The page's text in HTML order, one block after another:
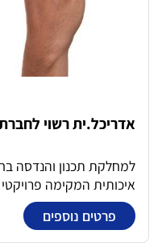
אדריכל.ית רשוי
למחלקת תכנון והנדסה
איכותית המקימה
דרוש/ה אדריכל.ית בעל.ת
תכנון לאורך שלבי
וביצוע ניהול והדרכת
פרטים נוספים